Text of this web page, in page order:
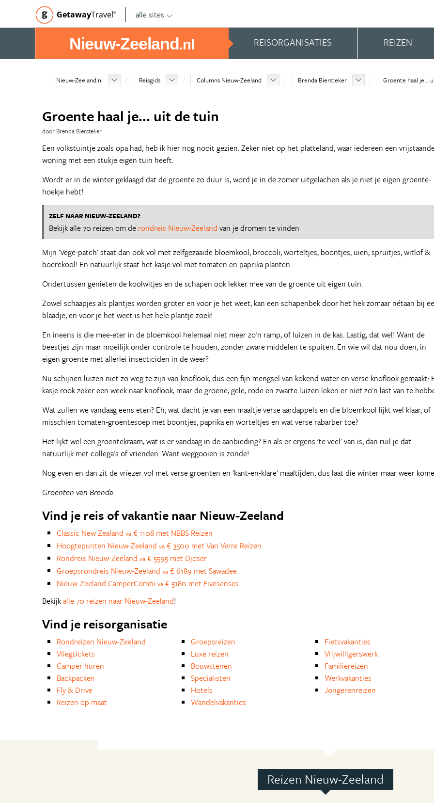
GetawayTravel© alle sites
Nieuw-Zeeland.nl REISORGANISATIES REIZEN
Nieuw-Zeeland.nl Reisgids Columns Nieuw-Zeeland Brenda Biersteker Groente haal je...
Groente haal je... uit de tuin
door Brenda Biersteker
Een volkstuintje zoals opa had, heb ik hier nog nooit gezien. Zeker niet op het platteland, waar iedereen een
woning met een stukje eigen tuin heeft.
Wordt er in de winter geklaagd dat de groente zo duur is, word je in de zomer uitgelachen als je niet je eigen groente-
hoekje hebt!
ZELF NAAR NIEUW-ZEELAND?
Bekijk alle 70 reizen om de rondreis Nieuw-Zeeland van je dromen te vinden
Mijn 'Vege-patch' staat dan ook vol met zelfgezaaide bloemkool, broccoli, worteltjes, boontjes, uien, spruitjes, witlof &
boerekool! En natuurlijk staat het kasje vol met tomaten en paprika planten.
Ondertussen genieten de koolwitjes en de schapen ook lekker mee van de groente uit eigen tuin.
Zowel schaapjes als plantjes worden groter en voor je het weet, kan een schapenbek door het hek zomaar nétaan bij
blaadje, en voor je het weet is het hele plantje zoek!
En ineens is die mee-eter in de bloemkool helemaal niet meer zo'n ramp, of luizen in de kas. Lastig, dat wel! Want de
beestjes zijn maar moeilijk onder controle te houden, zonder zware middelen te spuiten. En wie wil dat nou doen, in
eigen groente met allerlei insecticiden in de weer?
Nu schijnen luizen niet zo weg te zijn van knoflook, dus een fijn mengsel van kokend water en verse knoflook gemaakt:
kasje rook zeker een week naar knoflook, maar de groene, gele, rode en zwarte luizen leken er niet zo'n last van te
Wat zullen we vandaag eens eten? Eh, wat dacht je van een maaltje verse aardappels en die bloemkool lijkt wel klaar, of
misschien tomaten-groentesoep met boontjes, paprika en worteltjes en wat verse rabarber toe?
Het lijkt wel een groentekraam, wat is er vandaag in de aanbieding? En als er ergens 'te veel' van is, dan ruil je dat
natuurlijk met collega's of vrienden. Want weggooien is zonde!
Nog even en dan zit de vriezer vol met verse groenten en 'kant-en-klare' maaltijden, dus laat die winter maar weer
Groenten van Brenda
Vind je reis of vakantie naar Nieuw-Zeeland
Classic New Zealand va € 1108 met NBBS Reizen
Hoogtepunten Nieuw-Zeeland va € 3500 met Van Verre Reizen
Rondreis Nieuw-Zeeland va € 5595 met Djoser
Groepsrondreis Nieuw-Zeeland va € 6189 met Sawadee
Nieuw-Zeeland CamperCombi va € 5180 met Fivesenses
Bekijkalle 70 reizen naar Nieuw-Zeeland!
Vind je reisorganisatie
Rondreizen Nieuw-Zeeland
Vliegtickets
Camper huren
Backpacken
Fly & Drive
Reizen op maat
Groepsreizen
Luxe reizen
Bouwstenen
Specialisten
Hotels
Wandelvakanties
Fietsvakanties
Vrijwilligerswerk
Familiereizen
Werkvakanties
Jongerenreizen
Reizen Nieuw-Zeeland